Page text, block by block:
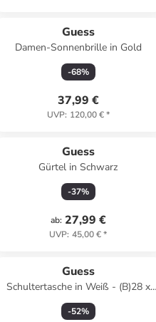
Guess
Damen-Sonnenbrille in Gold
-68%
37,99 €
UVP: 120,00 €*
Guess
Gürtel in Schwarz
-37%
ab: 27,99 €
UVP: 45,00 €*
Guess
Schultertasche in Weiß - (B)28 x
(H)24 x (T)10 cm
-52%